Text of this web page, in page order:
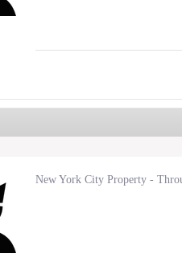
New York City Property -